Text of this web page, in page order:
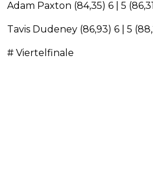
Adam Paxton (84,35) 6 | 5
Tavis Dudeney (86,93) 6 | 5
# Viertelfinale